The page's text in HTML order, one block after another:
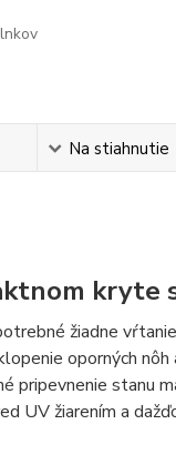
Na stiahnutie
kryte
žiadne
oporných nôh
pripevnenie stanu
UV žiarením a